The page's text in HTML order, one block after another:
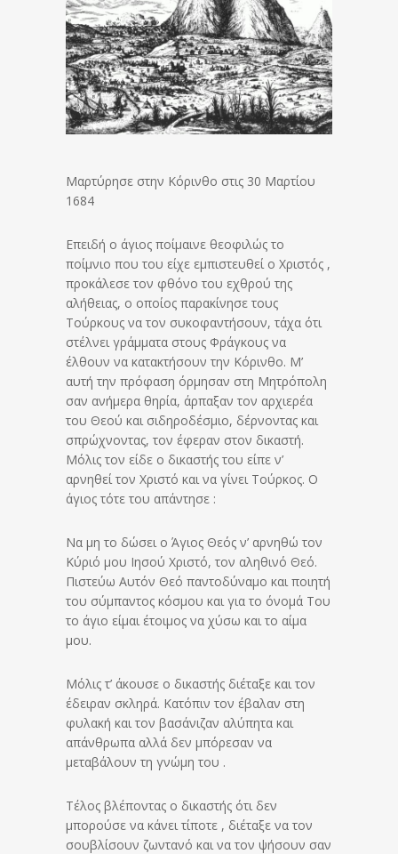
Μαρτύρησε στην Κόρινθο στις 30 Μαρτίου
1684
Επειδή ο άγιος ποίμαινε θεοφιλώς το
ποίμνιο που του είχε εμπιστευθεί ο Χριστός ,
προκάλεσε τον φθόνο του εχθρού της
αλήθειας, ο οποίος παρακίνησε τους
Τούρκους να τον συκοφαντήσουν, τάχα ότι
στέλνει γράμματα στους Φράγκους να
έλθουν να κατακτήσουν την Κόρινθο. Μ’
αυτή την πρόφαση όρμησαν στη Μητρόπολη
σαν ανήμερα θηρία, άρπαξαν τον αρχιερέα
του Θεού και σιδηροδέσμιο, δέρνοντας και
σπρώχνοντας, τον έφεραν στον δικαστή.
Μόλις τον είδε ο δικαστής του είπε ν’
αρνηθεί τον Χριστό και να γίνει Τούρκος. Ο
άγιος τότε του απάντησε :
Να μη το δώσει ο Άγιος Θεός ν’ αρνηθώ τον
Κύριό μου Ιησού Χριστό, τον αληθινό Θεό.
Πιστεύω Αυτόν Θεό παντοδύναμο και ποιητή
του σύμπαντος κόσμου και για το όνομά Του
το άγιο είμαι έτοιμος να χύσω και το αίμα
μου.
Μόλις τ’ άκουσε ο δικαστής διέταξε και τον
έδειραν σκληρά. Κατόπιν τον έβαλαν στη
φυλακή και τον βασάνιζαν αλύπητα και
απάνθρωπα αλλά δεν μπόρεσαν να
μεταβάλουν τη γνώμη του .
Τέλος βλέποντας ο δικαστής ότι δεν
μπορούσε να κάνει τίποτε , διέταξε να τον
σουβλίσουν ζωντανό και να τον ψήσουν σαν